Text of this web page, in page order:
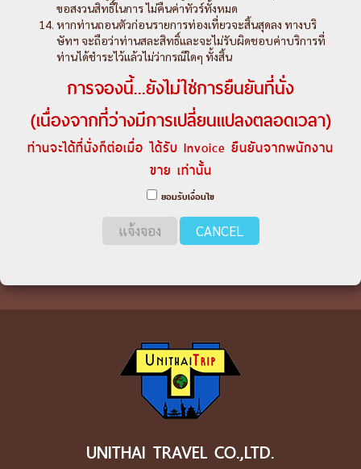
ขอสงวนสิทธิ์ในการ ไม่คืนค่าทัวร์ทั้งหมด
หากท่านถอนตัวก่อนรายการท่องเที่ยวจะสิ้นสุดลง ทางบริ
ษัทฯ จะถือว่าท่านสละสิทธิ์และจะไม่รับผิดชอบค่าบริการที่
ท่านได้ชำระไว้แล้วไม่ว่ากรณีใดๆ ทั้งสิ้น
การจองนี้...ยังไม่ใช่การยืนยันที่นั่ง
(เนื่องจากที่ว่างมีการเปลี่ยนแปลงตลอดเวลา)
ท่านจะได้ที่นั่งก็ต่อเมื่อ ได้รับ Invoice ยืนยันจากพนักงาน
ขาย เท่านั้น
ยอมรับเงื่อนไข
แจ้งจอง CANCEL
UNITHAI TRAVEL CO.,LTD.